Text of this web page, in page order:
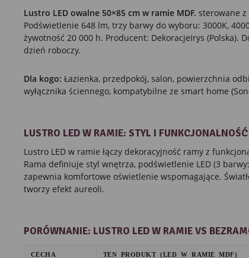
Lustro LED owalne 50×85 cm w ramie MDF. sterowane z
Podświetlenie 648 lm, trzy barwy do wyboru: 3000K,
żywotność 20 000 h. Producent: DekoracjeIrys (Polska).
dzień roboczy.
Dla kogo: Łazienka, przedpokój, salon, powierzchnia
wyłącznika ściennego, kompatybilne ze smart home
LUSTRO LED W RAMIE: STYL I FUNKCJONALNOŚĆ
Lustro LED w ramie łączy dekoracyjność ramy z
Rama definiuje styl wnętrza, podświetlenie LED (3
zapewnia komfortowe oświetlenie wspomagające.
tworzy efekt aureoli.
PORÓWNANIE: LUSTRO LED W RAMIE VS
CECHA TEN PRODUKT (LED W RAMIE MDF)